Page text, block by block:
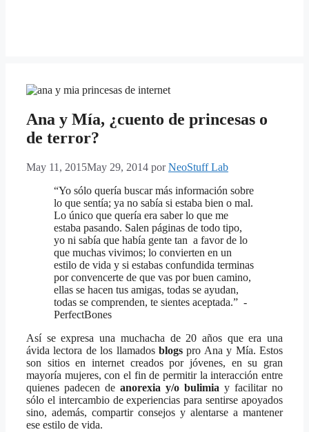
Ana y Mía, ¿cuento de princesas o
de terror?
May 11, 2015May 29, 2014 porNeoStuff Lab
“Yo sólo quería buscar más información sobre
lo que sentía; ya no sabía si estaba bien o mal.
Lo único que quería era saber lo que me
estaba pasando. Salen páginas de todo tipo,
yo ni sabía que había gente tan a favor de lo
que muchas vivimos; lo convierten en un
estilo de vida y si estabas confundida terminas
por convencerte de que vas por buen camino,
ellas se hacen tus amigas, todas se ayudan,
todas se comprenden, te sientes aceptada.” -
PerfectBones
Así se expresa una muchacha de 20 años que era una
ávida lectora de los llamados blogs pro Ana y Mía. Estos
son sitios en internet creados por jóvenes, en su gran
mayoría mujeres, con el fin de permitir la interacción entre
quienes padecen de anorexia y/o bulimia y facilitar no
sólo el intercambio de experiencias para sentirse apoyados
sino, además, compartir consejos y alentarse a mantener
ese estilo de vida.